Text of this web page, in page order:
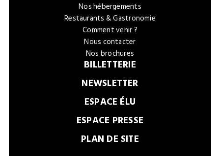
Nos hébergements
Restaurants & Gastronomie
Comment venir ?
Nous contacter
Nos brochures
BILLETTERIE
NEWSLETTER
ESPACE ÉLU
ESPACE PRESSE
PLAN DE SITE